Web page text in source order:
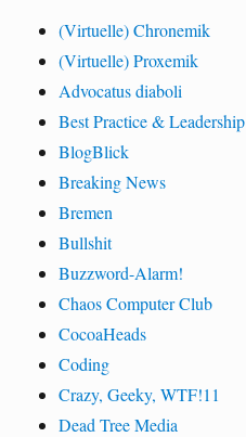
(Virtuelle) Chronemik
(Virtuelle) Proxemik
Advocatus diaboli
Best Practice & Leadership
BlogBlick
Breaking News
Bremen
Bullshit
Buzzword-Alarm!
Chaos Computer Club
CocoaHeads
Coding
Crazy, Geeky, WTF!11
Dead Tree Media